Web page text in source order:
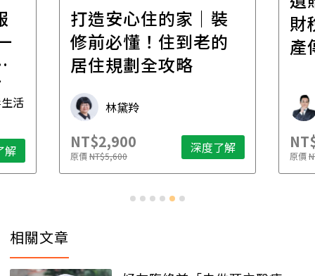
活
解
打造安心住的家｜裝
修前必懂！住到老的
居住規劃全攻略
林黛羚
NT$2,900
原價NT$5,600 深度了解
財
產
原價
相關文章